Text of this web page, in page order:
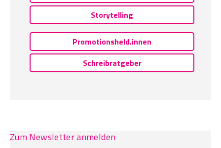
Storytelling
Promotionsheld.innen
Schreibratgeber
Zum Newsletter anmelden